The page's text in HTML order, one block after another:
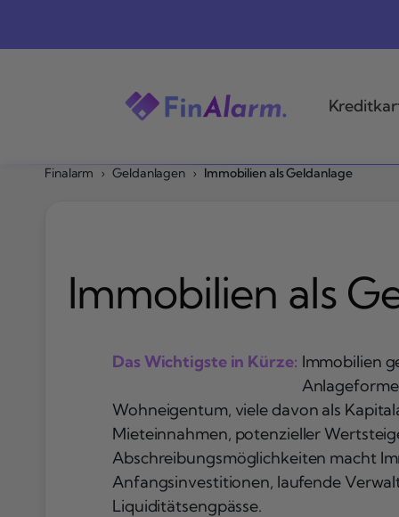
springen
Finalarm › Geldanlagen › Immobilien als Geldanlage
Immobilien als
Das Wichtigste in Kürze: Immobilien
Wohneigentum, viele davon als
Mieteinnahmen, potenzieller
Abschreibungsmöglichkeiten macht
Anfangsinvestitionen, laufende
Liquiditätsengpässe.